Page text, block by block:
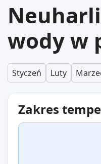
wody w
Styczeń Luty
Zakres